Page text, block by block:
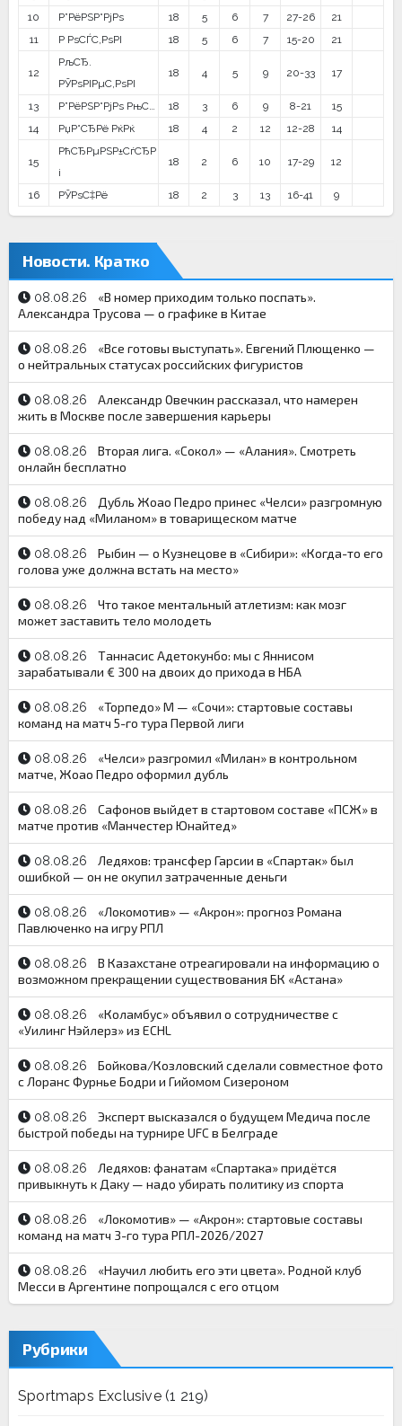
10
Р”РёРЅР°РјРѕ 18 5 6 7 27-26
21
11
Р РѕСЃС‚РѕРІ 18 5 6 7 15-20 21
12
РљСЂ.
РЎРѕРІРµС‚РѕРІ
18 4 5 9 20-33 17
13 Р”РёРЅР°РјРѕ РњС… 18 3 6 9 8-21
15
14
РџР°СЂРё РќРќ 18 4 2 12 12-28 14
15
РћСЂРµРЅР±СѓСЂР
і
18 2 6 10 17-29 12
16 РЎРѕС‡Рё 18 2 3 13 16-41 9
Новости. Кратко
08.08.26
«В номер приходим только поспать».
Александра Трусова — о графике в Китае
08.08.26
«Все готовы выступать». Евгений Плющенко —
о нейтральных статусах российских фигуристов
08.08.26
Александр Овечкин рассказал, что намерен
жить в Москве после завершения карьеры
08.08.26
Вторая лига. «Сокол» — «Алания». Смотреть
онлайн бесплатно
08.08.26
Дубль Жоао Педро принес «Челси» разгромную
победу над «Миланом» в товарищеском матче
08.08.26
Рыбин — о Кузнецове в «Сибири»: «Когда-то его
голова уже должна встать на место»
08.08.26
Что такое ментальный атлетизм: как мозг
может заставить тело молодеть
08.08.26
Таннасис Адетокунбо: мы с Яннисом
зарабатывали € 300 на двоих до прихода в НБА
08.08.26
«Торпедо» М — «Сочи»: стартовые составы
команд на матч 5-го тура Первой лиги
08.08.26
«Челси» разгромил «Милан» в контрольном
матче, Жоао Педро оформил дубль
08.08.26
Сафонов выйдет в стартовом составе «ПСЖ» в
матче против «Манчестер Юнайтед»
08.08.26
Ледяхов: трансфер Гарсии в «Спартак» был
ошибкой — он не окупил затраченные деньги
08.08.26
«Локомотив» — «Акрон»: прогноз Романа
Павлюченко на игру РПЛ
08.08.26
В Казахстане отреагировали на информацию о
возможном прекращении существования БК «Астана»
08.08.26
«Коламбус» объявил о сотрудничестве с
«Уилинг Нэйлерз» из ECHL
08.08.26
Бойкова/Козловский сделали совместное фото
с Лоранс Фурнье Бодри и Гийомом Сизероном
08.08.26
Эксперт высказался о будущем Медича после
быстрой победы на турнире UFC в Белграде
08.08.26
Ледяхов: фанатам «Спартака» придётся
привыкнуть к Даку — надо убирать политику из спорта
08.08.26
«Локомотив» — «Акрон»: стартовые составы
команд на матч 3-го тура РПЛ-2026/2027
08.08.26
«Научил любить его эти цвета». Родной клуб
Месси в Аргентине попрощался с его отцом
Рубрики
Sportmaps Exclusive(1 219)